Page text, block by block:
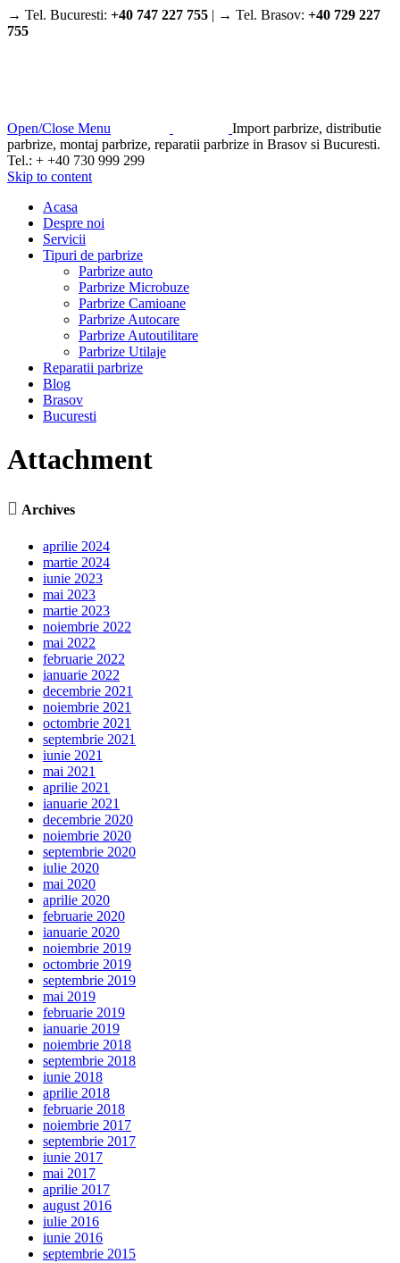
→ Tel. Bucuresti: +40 747 227 755 | → Tel. Brasov: +40 729 227
755
Open/Close Menu
Import parbrize, distributie
parbrize, montaj parbrize, reparatii parbrize in Brasov si Bucuresti.
Tel.: + +40 730 999 299
Skip to content
Acasa
Despre noi
Servicii
Tipuri de parbrize
Parbrize auto
Parbrize Microbuze
Parbrize Camioane
Parbrize Autocare
Parbrize Autoutilitare
Parbrize Utilaje
Reparatii parbrize
Blog
Brasov
Bucuresti
Attachment
 Archives
aprilie 2024
martie 2024
iunie 2023
mai 2023
martie 2023
noiembrie 2022
mai 2022
februarie 2022
ianuarie 2022
decembrie 2021
noiembrie 2021
octombrie 2021
septembrie 2021
iunie 2021
mai 2021
aprilie 2021
ianuarie 2021
decembrie 2020
noiembrie 2020
septembrie 2020
iulie 2020
mai 2020
aprilie 2020
februarie 2020
ianuarie 2020
noiembrie 2019
octombrie 2019
septembrie 2019
mai 2019
februarie 2019
ianuarie 2019
noiembrie 2018
septembrie 2018
iunie 2018
aprilie 2018
februarie 2018
noiembrie 2017
septembrie 2017
iunie 2017
mai 2017
aprilie 2017
august 2016
iulie 2016
iunie 2016
septembrie 2015